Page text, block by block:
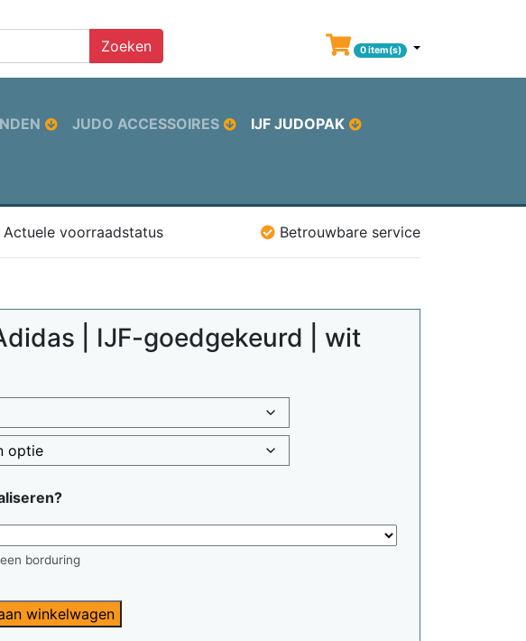
Zoeken 0 item(s)
JUDO ACCESSOIRES IJF JUDOPAK
Actuele voorraadstatus Betrouwbare service
| IJF-goedgekeurd | wit
borduring
winkelwagen